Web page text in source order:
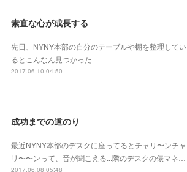
素直な心が成長する
先日、NYNY本部の自分のテーブルや棚を整理してい
るとこんなん見つかった
2017.06.10 04:50
成功までの道のり
最近NYNY本部のデスクに座ってるとチャリ〜ンチャ
リ〜〜ンって、音が聞こえる...隣のデスクの俵マネ…
2017.06.08 05:48